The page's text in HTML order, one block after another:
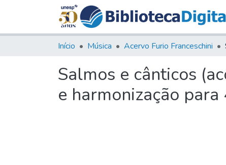
Início Música Acervo Furio Franceschini
Salmos e cânticos
e harmonização